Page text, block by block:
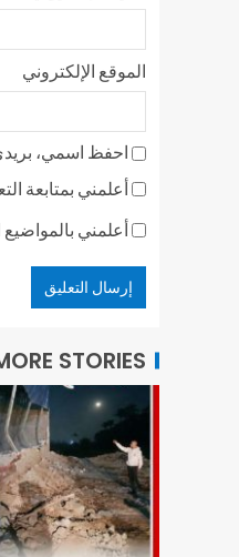
الموقع الإلكتروني
احفظ اسمي، بريدي
أعلمني بمتابعة
أعلمني بالمواضيع
STORIES